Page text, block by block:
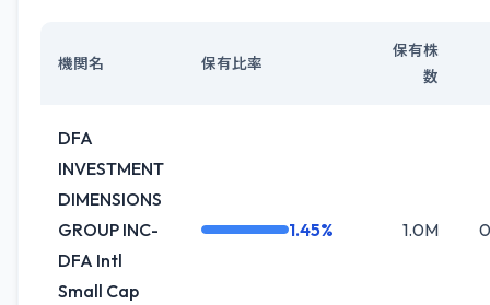
機関名 保有比率
保有株
数
DFA
INVESTMENT
DIMENSIONS
GROUP INC-
DFA Intl
Small Cap
1.45% 1.0M